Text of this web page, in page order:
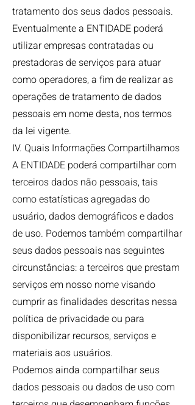
tratamento dos seus dados pessoais.
Eventualmente a ENTIDADE poderá
utilizar empresas contratadas ou
prestadoras de serviços para atuar
como operadores, a fim de realizar as
operações de tratamento de dados
pessoais em nome desta, nos termos
da lei vigente.
IV. Quais Informações Compartilhamos
A ENTIDADE poderá compartilhar com
terceiros dados não pessoais, tais
como estatísticas agregadas do
usuário, dados demográficos e dados
de uso. Podemos também compartilhar
seus dados pessoais nas seguintes
circunstâncias: a terceiros que prestam
serviços em nosso nome visando
cumprir as finalidades descritas nessa
política de privacidade ou para
disponibilizar recursos, serviços e
materiais aos usuários.
Podemos ainda compartilhar seus
dados pessoais ou dados de uso com